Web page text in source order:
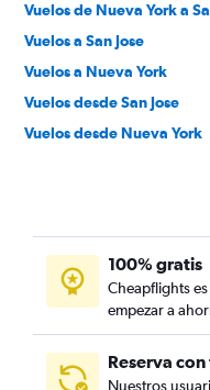
Vuelos de Nueva York a
Vuelos a San Jose
Vuelos a Nueva York
Vuelos desde San Jose
Vuelos desde Nueva York
100% gratis
Cheapflights
empezar a
Reserva
Nuestros